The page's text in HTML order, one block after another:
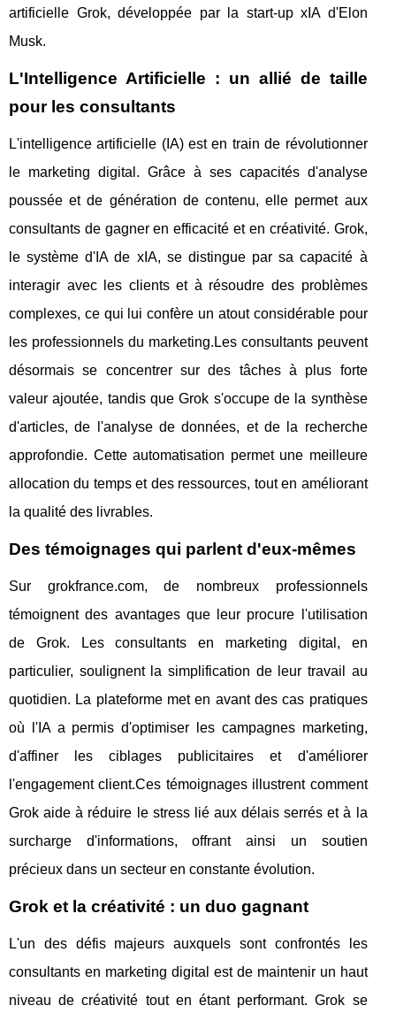
artificielle Grok, développée par la start-up xIA d'Elon
Musk.
L'Intelligence Artificielle : un allié de taille
pour les consultants
L'intelligence artificielle (IA) est en train de révolutionner
le marketing digital. Grâce à ses capacités d'analyse
poussée et de génération de contenu, elle permet aux
consultants de gagner en efficacité et en créativité. Grok,
le système d'IA de xIA, se distingue par sa capacité à
interagir avec les clients et à résoudre des problèmes
complexes, ce qui lui confère un atout considérable pour
les professionnels du marketing.Les consultants peuvent
désormais se concentrer sur des tâches à plus forte
valeur ajoutée, tandis que Grok s'occupe de la synthèse
d'articles, de l'analyse de données, et de la recherche
approfondie. Cette automatisation permet une meilleure
allocation du temps et des ressources, tout en améliorant
la qualité des livrables.
Des témoignages qui parlent d'eux-mêmes
Sur grokfrance.com, de nombreux professionnels
témoignent des avantages que leur procure l'utilisation
de Grok. Les consultants en marketing digital, en
particulier, soulignent la simplification de leur travail au
quotidien. La plateforme met en avant des cas pratiques
où l'IA a permis d'optimiser les campagnes marketing,
d'affiner les ciblages publicitaires et d'améliorer
l'engagement client.Ces témoignages illustrent comment
Grok aide à réduire le stress lié aux délais serrés et à la
surcharge d'informations, offrant ainsi un soutien
précieux dans un secteur en constante évolution.
Grok et la créativité : un duo gagnant
L'un des défis majeurs auxquels sont confrontés les
consultants en marketing digital est de maintenir un haut
niveau de créativité tout en étant performant. Grok se